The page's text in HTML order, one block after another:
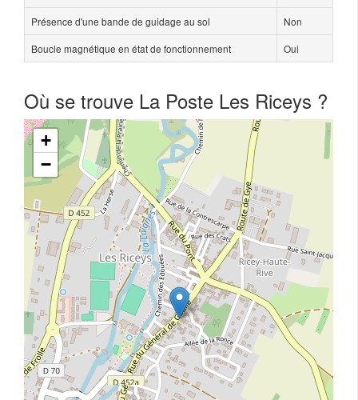
Présence d'une bande de guidage au sol
Non
Boucle magnétique en état de fonctionnement
Oui
Où se trouve La Poste Les Riceys ?
+
−